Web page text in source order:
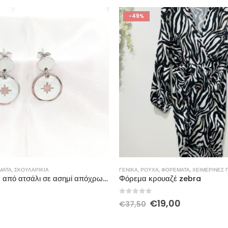
, ΣΚΟΥΛΑΡΊΚΙΑ
Σκουλαρίκια από ατσάλι σε ασημί απόχρωση
-49%
ΓΕΝΙΚΆ, ΡΟΎΧΑ, ΦΟΡΈΜΑΤΑ, ΧΕΙΜΕΡΙΝΕΣ
Φόρεμα κρουαζέ zebra
out of 5
€37,50 €19,00